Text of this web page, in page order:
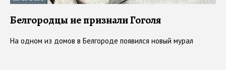
Белгородцы не признали Гоголя
На одном из домов в Белгороде появился новый мурал